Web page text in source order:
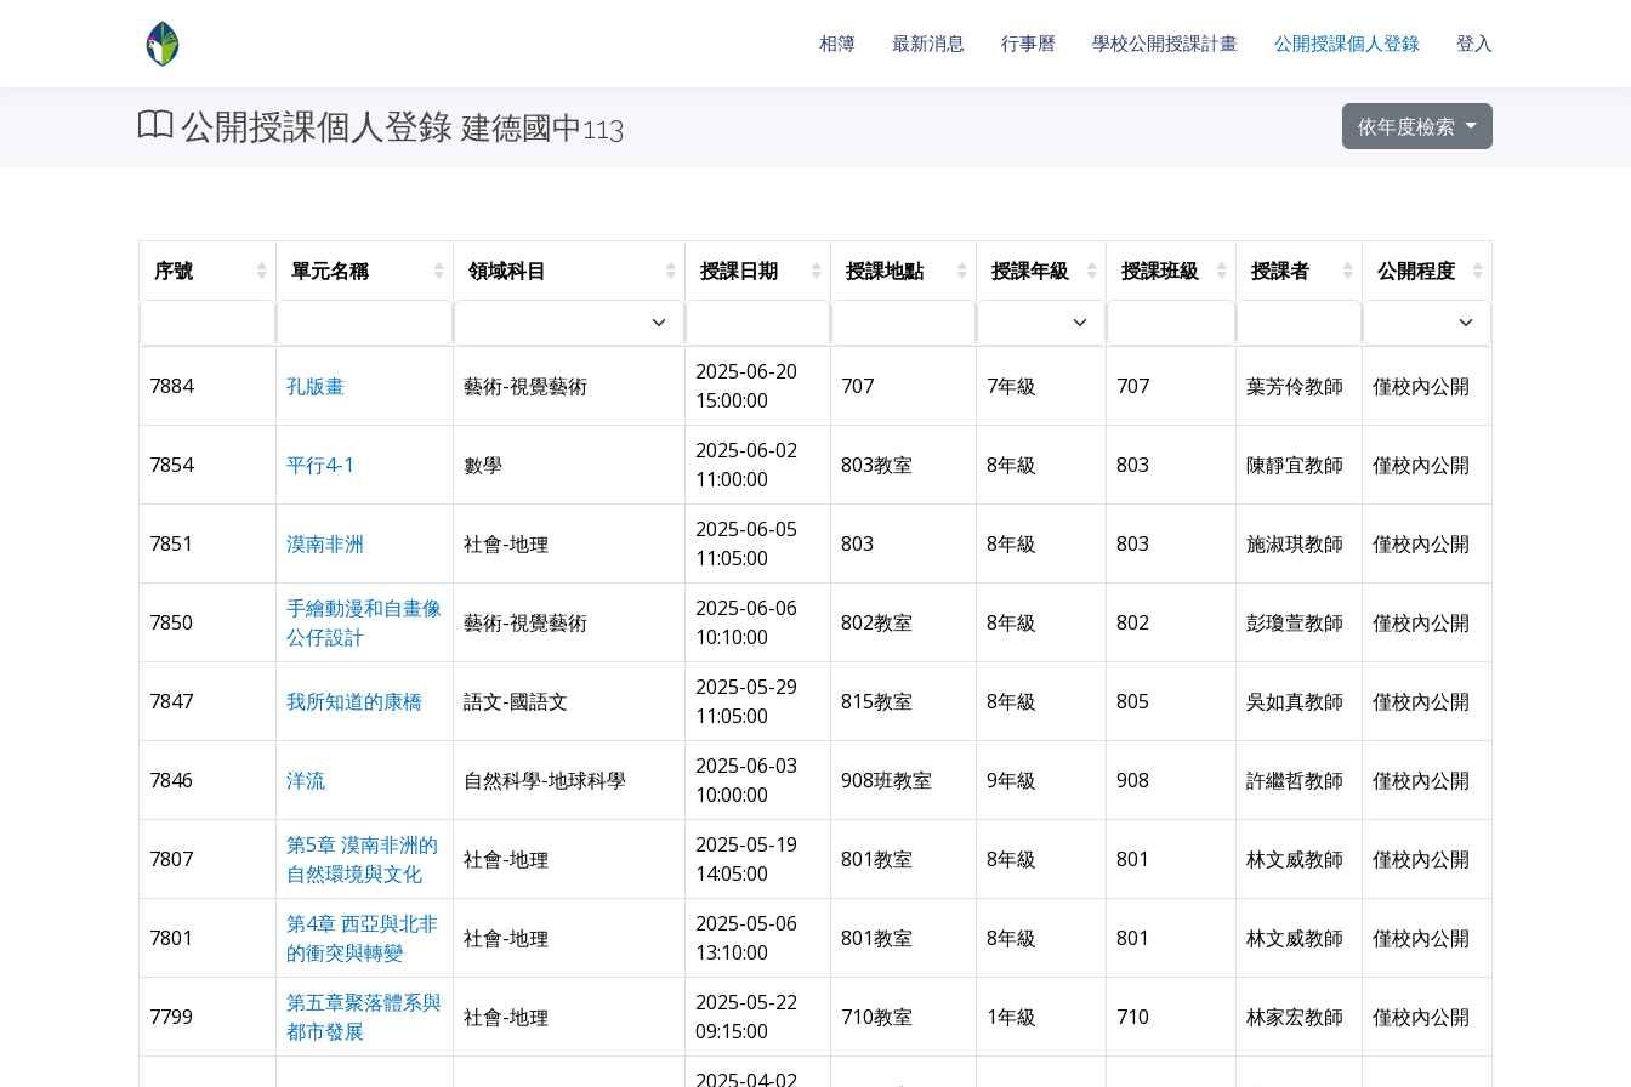
相簿 最新消息 行事曆 學校公開授課計畫 公開授課個人登錄 登入
公開授課個人登錄 建德國中113 依年度檢索
序號 單元名稱 領域科目 授課日期 授課地點 授課年級 授課班級 授課者 公開程度
7884 孔版畫 藝術-視覺藝術
2025-06-20
15:00:00
707 7年級 707 葉芳伶教師 僅校內公開
7854 平行4-1 數學
2025-06-02
11:00:00
803教室 8年級 803 陳靜宜教師 僅校內公開
7851 漠南非洲 社會-地理
2025-06-05
11:05:00
803 8年級 803 施淑琪教師 僅校內公開
7850
手繪動漫和自畫像
公仔設計
藝術-視覺藝術
2025-06-06
10:10:00
802教室 8年級 802 彭瓊萱教師 僅校內公開
7847 我所知道的康橋 語文-國語文
2025-05-29
11:05:00
815教室 8年級 805 吳如真教師 僅校內公開
7846 洋流 自然科學-地球科學
2025-06-03
10:00:00
908班教室 9年級 908 許繼哲教師 僅校內公開
7807
第5章 漠南非洲的
自然環境與文化
社會-地理
2025-05-19
14:05:00
801教室 8年級 801 林文威教師 僅校內公開
7801
第4章 西亞與北非
的衝突與轉變
社會-地理
2025-05-06
13:10:00
801教室 8年級 801 林文威教師 僅校內公開
7799
第五章聚落體系與
都市發展
社會-地理
2025-05-22
09:15:00
710教室 1年級 710 林家宏教師 僅校內公開
2025-04-02